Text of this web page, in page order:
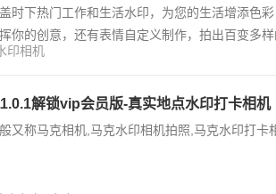
时下热门工作和生活水印，为您的生活增添色
你的创意，还有表情自定义制作，拍出百变多样
印相机
解锁vip会员版-真实地点水印打卡相机
又称马克相机,马克水印相机拍照,马克水印打卡